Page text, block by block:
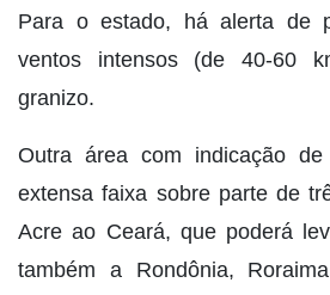
Para o estado, há alerta de
ventos intensos (de 40-60
granizo.
Outra área com indicação
extensa faixa sobre parte de
Acre ao Ceará, que poderá
também a Rondônia,